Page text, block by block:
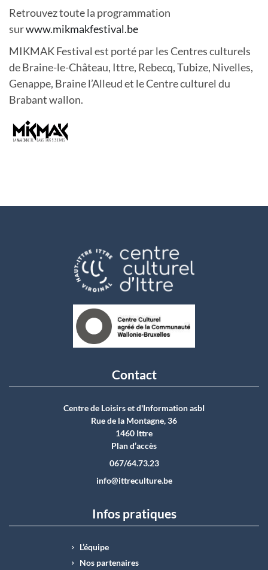
Retrouvez toute la programmation
surwww.mikmakfestival.be
MIKMAK Festival est porté par les Centres culturels
de Braine-le-Château, Ittre, Rebecq, Tubize, Nivelles,
Genappe, Braine l’Alleud et le Centre culturel du
Brabant wallon.
Contact
Centre de Loisirs et d'Information asbI
Rue de la Montagne, 36
1460 Ittre
Plan d’accès
067/64.73.23
info@ittreculture.be
Infos pratiques
L’équipe
Nos partenaires